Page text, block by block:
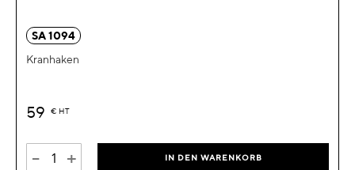
SA 1094
Kranhaken
59 € HT
- + IN DEN WARENKORB